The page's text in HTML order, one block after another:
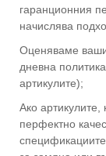
гаранционния
начислява
Оценяваме
дневна
артикулите);
Ако артикулите,
перфектно